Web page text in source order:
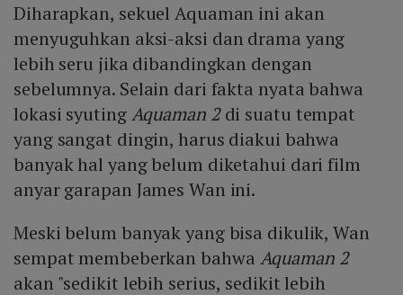
Diharapkan, sekuel Aquaman ini akan
menyuguhkan aksi-aksi dan drama yang
lebih seru jika dibandingkan dengan
sebelumnya. Selain dari fakta nyata bahwa
lokasi syutingAquaman 2di suatu tempat
yang sangat dingin, harus diakui bahwa
banyak hal yang belum diketahui dari film
anyar garapan James Wan ini.
Meski belum banyak yang bisa dikulik, Wan
sempat membeberkan bahwa Aquaman 2
akan "sedikit lebih serius, sedikit lebih